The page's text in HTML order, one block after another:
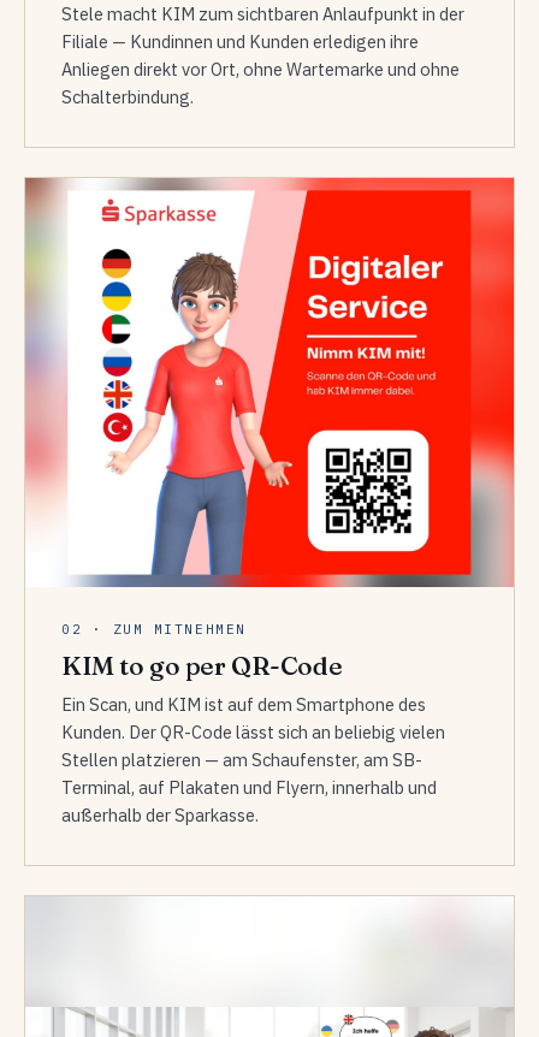
Stele macht KIM zum sichtbaren Anlaufpunkt in der
Filiale — Kundinnen und Kunden erledigen ihre
Anliegen direkt vor Ort, ohne Wartemarke und ohne
Schalterbindung.
02 · ZUM MITNEHMEN
KIM to go per QR-Code
Ein Scan, und KIM ist auf dem Smartphone des
Kunden. Der QR-Code lässt sich an beliebig vielen
Stellen platzieren — am Schaufenster, am SB-
Terminal, auf Plakaten und Flyern, innerhalb und
außerhalb der Sparkasse.